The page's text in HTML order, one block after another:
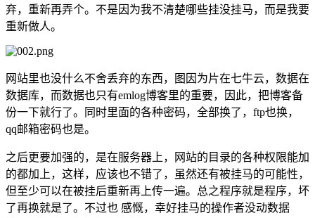
弃，重新再弄个。不是因为我不清楚哪些挂没挂马，而是我要
重新做人。
网站里也没什么不舍丢弃的东西，图因为片在七牛云，数据在
数据库，而数据也只有emlog博客里的重要，因此，把博客备
份一下就行了。同时里面的各种密码，全部换了，ftp也换，
qq邮箱密码也是。
之后更要加强的，是在服务器上，网站的目录的各种权限能加
的都加上，这样，应该也不错了，虽然还有被挂马的可能性，
但至少可以在被挂后重新再上传一遍。总之程序就是程序，坏
了再换就是了。不过也 感慨，幸好挂马的操作者没动数据